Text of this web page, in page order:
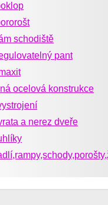
schodiště
pant
ocelová konstrukce
a nerez dveře